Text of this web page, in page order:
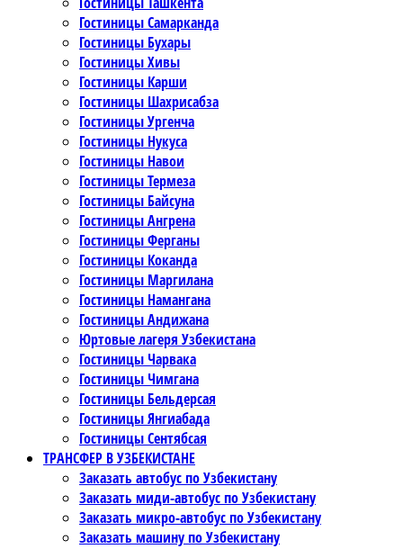
Гостиницы Самарканда
Гостиницы Бухары
Гостиницы Хивы
Гостиницы Карши
Гостиницы Шахрисабза
Гостиницы Ургенча
Гостиницы Нукуса
Гостиницы Навои
Гостиницы Термеза
Гостиницы Байсуна
Гостиницы Ангрена
Гостиницы Ферганы
Гостиницы Коканда
Гостиницы Маргилана
Гостиницы Намангана
Гостиницы Андижана
Юртовые лагеря Узбекистана
Гостиницы Чарвака
Гостиницы Чимгана
Гостиницы Бельдерсая
Гостиницы Янгиабада
Гостиницы Сентябсая
ТРАНСФЕР В УЗБЕКИСТАНЕ
Заказать автобус по Узбекистану
Заказать миди-автобус по Узбекистану
Заказать микро-автобус по Узбекистану
Заказать машину по Узбекистану